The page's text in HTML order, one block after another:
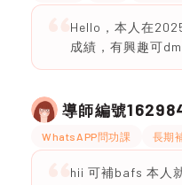
Hello，本人在
成績，有興趣可dm
導師編號
WhatsAPP問功課 長期
hii 可補bafs 本人